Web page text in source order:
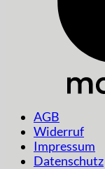
AGB
Widerruf
Impressum
Datenschutz